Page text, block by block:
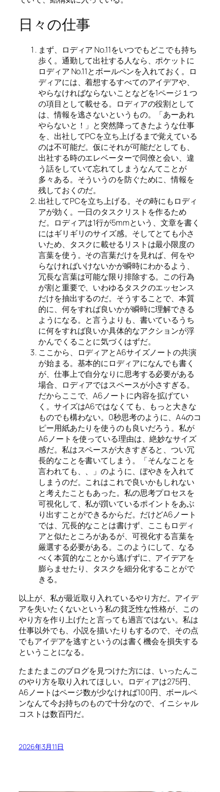
日々の仕事
まず、ロディア No.11をいつでもどこでも持ち
歩く。通勤して出社する人なら、ポケットに
ロディア No.11とボールペンを入れておく。ロ
ディアには、着想するすべてのアイデアや、
やらなければならないことなどを1ページ１つ
の項目として載せる。ロディアの役割として
は、情報を逃さないというもの。「あーあれ
やらないと！」と突然降ってきたような仕事
を、出社してPCを立ち上げるまで覚えている
のは不可能だ。仮にそれが可能だとしても、
出社する時のエレベーターで同僚と会い、違
う話をしていて忘れてしまうなんてことが
多々ある。そういうのを防ぐために、情報を
残しておくのだ。
出社してPCを立ち上げる。その時にもロディ
アが効く。一日のタスクリストを作るため
だ。ロディアは1行が5mmという、文章を書く
にはギリギリのサイズ感。そしてとても小さ
いため、タスクに載せるリストは最小限度の
言葉を使う。その言葉だけを見れば、何をや
らなければいけないかが瞬時にわかるよう、
冗長な言葉は可能な限り排除する。この行為
が割と重要で、いわゆるタスクのエッセンス
だけを抽出するのだ。そうすることで、本質
的に、何をすれば良いかが瞬時に理解できる
ようになる。と言うよりも、書いているうち
に何をすれば良いか具体的なアクションが浮
かんでくることに気づくはずだ。
ここから、ロディアとA6サイズノートの共演
が始まる。基本的にロディアになんでも書く
が、仕事上で自分なりに思考する必要がある
場合、ロディアではスペースが小さすぎる。
だからここで、A6ノートに内容を拡げてい
く。サイズはA6ではなくても、もっと大きな
ものでも構わない。0秒思考のように、A4のコ
ピー用紙あたりを使うのも良いだろう。私が
A6ノートを使っている理由は、絶妙なサイズ
感だ。私はスペースが大きすぎると、つい冗
長的なことを書いてしまう。「そんなことを
言われても、、」のように、ぼやきを入れて
しまうのだ。これはこれで良いかもしれない
と考えたこともあった。私の思考プロセスを
可視化して、私が躓いているポイントをあぶ
り出すことができるからだ。だけどA6ノート
では、冗長的なことは書けず、ここもロディ
アと似たところがあるが、可視化する言葉を
厳選する必要がある。このようにして、なる
べく本質的なことから逃げずに、アイデアを
膨らませたり、タスクを細分化することがで
きる。
以上が、私が最近取り入れているやり方だ。アイデ
アを失いたくないという私の貧乏性な性格が、この
やり方を作り上げたと言っても過言ではない。私は
仕事以外でも、小説を描いたりもするので、その点
でもアイデアを逃すというのは書く機会を損失する
ということになる。
たまたまこのブログを見つけた方には、いったんこ
のやり方を取り入れてほしい。ロディアは275円、
A6ノートはページ数が少なければ100円、ボールペ
ンなんて今お持ちのもので十分なので、イニシャル
コストは数百円だ。
2026年3月11日